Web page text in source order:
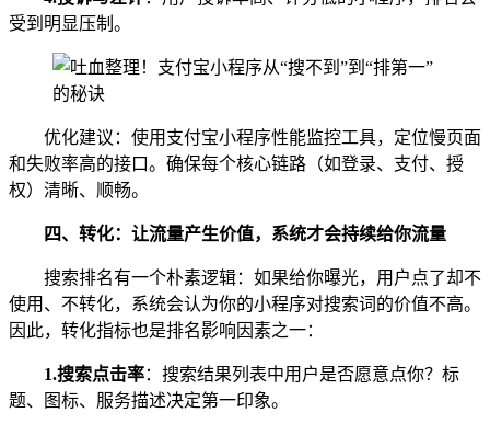
受到明显压制。
优化建议：使用支付宝小程序性能监控工具，定位慢页面
和失败率高的接口。确保每个核心链路（如登录、支付、授
权）清晰、顺畅。
四、转化：让流量产生价值，系统才会持续给你流量
搜索排名有一个朴素逻辑：如果给你曝光，用户点了却不
使用、不转化，系统会认为你的小程序对搜索词的价值不高。
因此，转化指标也是排名影响因素之一：
1.搜索点击率：搜索结果列表中用户是否愿意点你？标
题、图标、服务描述决定第一印象。